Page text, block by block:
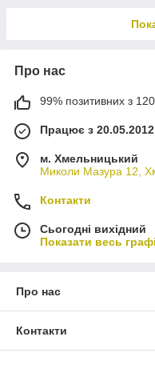
Про нас
99% позитивних з
Працює з 20.05.2012
м. Хмельницький
Миколи Мазура 12,
Контакти
Сьогодні вихідний
Показати весь
Про нас
Контакти